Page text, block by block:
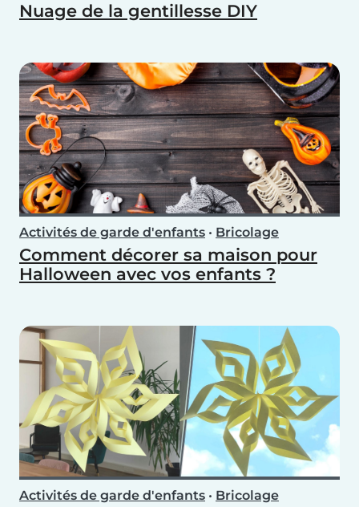
Nuage de la gentillesse DIY
Activités de garde d'enfants • Bricolage
Comment décorer sa maison pour
Halloween avec vos enfants ?
Activités de garde d'enfants • Bricolage